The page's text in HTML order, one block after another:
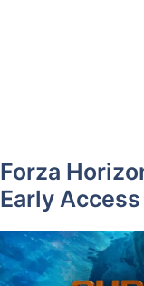
Forza
Early Access